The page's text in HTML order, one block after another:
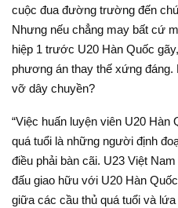
cuộc đua đường trường đến
Nhưng nếu chẳng may bất cứ
hiệp 1 trước U20 Hàn Quốc
phương án thay thế xứng
vỡ dây chuyền?
“Việc huấn luyện viên U20 Hàn
quá tuổi là những người định
điều phải bàn cãi. U23 Việt
đấu giao hữu với U20 Hàn
giữa các cầu thủ quá tuổi và